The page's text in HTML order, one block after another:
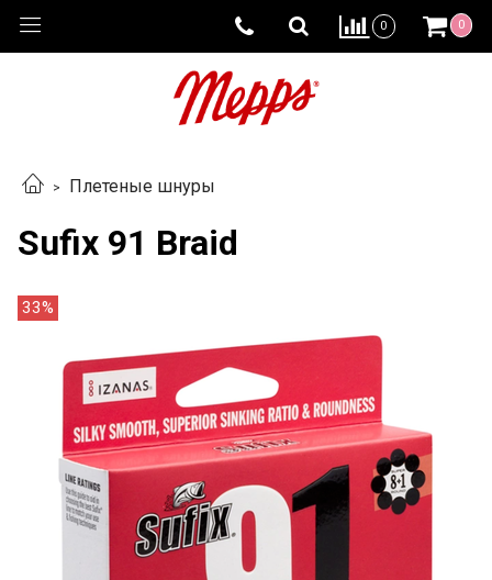
0 0
Плетеные шнуры
Sufix 91 Braid
33%